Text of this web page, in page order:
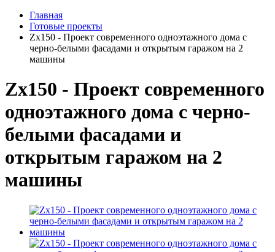
Главная
Готовые проекты
Zx150 - Проект современного одноэтажного дома с
черно-белыми фасадами и открытым гаражом на 2
машины
Zx150 - Проект современного
одноэтажного дома с черно-
белыми фасадами и
открытым гаражом на 2
машины